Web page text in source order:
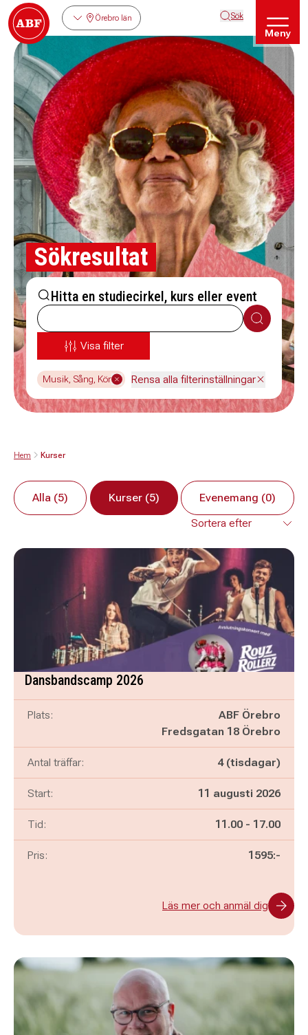
Örebro län Sök
Meny
Sökresultat
Hitta en studiecirkel, kurs eller event
Sök
Visa filter
Musik, Sång, Kör Rensa alla filterinställningar
Hem Kurser
Alla (5) Kurser (5) Evenemang (0)
Dansbandscamp 2026
Plats:
ABF Örebro
Fredsgatan 18 Örebro
Antal träffar: 4 (tisdagar)
Start: 11 augusti 2026
Tid: Pågår mellan
11.00 - och
17.00
Pris: 1595:-
Läs mer och anmäl dig